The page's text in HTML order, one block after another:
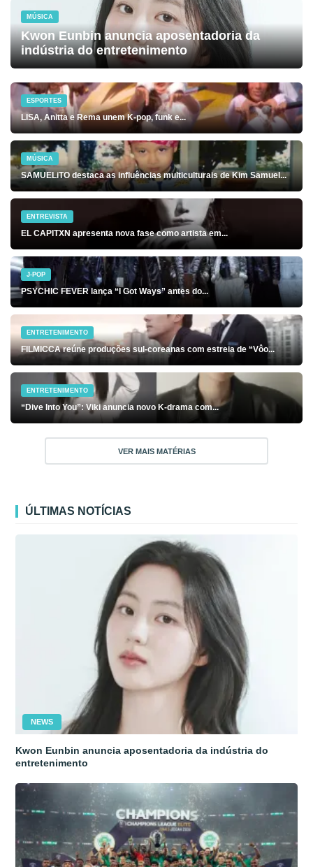
MÚSICA
Kwon Eunbin anuncia aposentadoria da
indústria do entretenimento
ESPORTES
LISA, Anitta e Rema unem K-pop, funk e...
MÚSICA
SAMUELiTO destaca as influências multiculturais de Kim Samuel...
ENTREVISTA
EL CAPITXN apresenta nova fase como artista em...
J-POP
PSYCHIC FEVER lança “I Got Ways” antes do...
ENTRETENIMENTO
FILMICCA reúne produções sul-coreanas com estreia de “Vôo...
ENTRETENIMENTO
“Dive Into You”: Viki anuncia novo K-drama com...
VER MAIS MATÉRIAS
ÚLTIMAS NOTÍCIAS
NEWS
Kwon Eunbin anuncia aposentadoria da indústria do
entretenimento